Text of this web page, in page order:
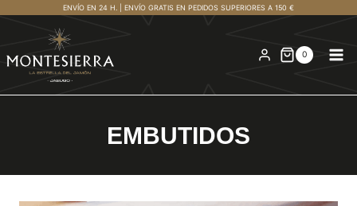
contenido
ENVÍO EN 24 H. | ENVÍO GRATIS EN PEDIDOS SUPERIORES A 150 €
0
EMBUTIDOS